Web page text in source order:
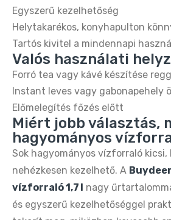
Egyszerű kezelhetőség
Helytakarékos, konyhapulton
Tartós kivitel a mindennapi
Valós használati
Forró tea vagy kávé készítése
Instant leves vagy gabonapehely
Előmelegítés főzés előtt
Miért jobb választás,
hagyományos
Sok hagyományos vízforraló kicsi,
nehézkesen kezelhető. A
vízforraló 1,7 l nagy
és egyszerű kezelhetőséggel